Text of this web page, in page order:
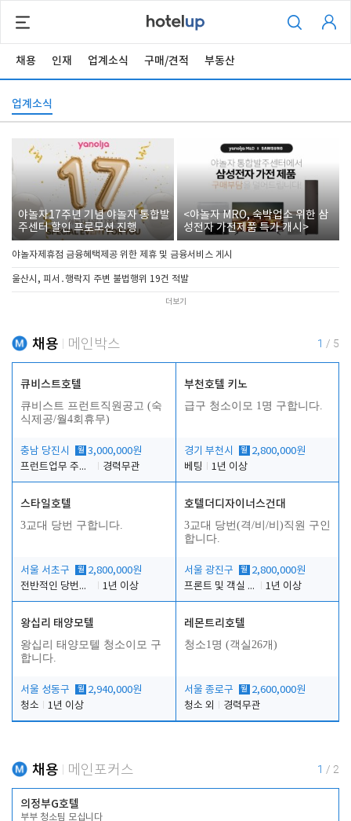
채용 인재 업계소식 구매/견적 부동산
업계소식
야놀자17주년 기념 야놀자 통합발
주센터 할인 프로모션 진행
<야놀자 MRO, 숙박업소 위한 삼
성전자 가전제품 특가 개시>
야놀자제휴점 금융혜택제공 위한 제휴 및 금융서비스 게시
울산시, 피서․행락지 주변 불법행위 19건 적발
더보기
채용 메인박스 1 / 5
큐비스트호텔
큐비스트 프런트직원공고 (숙
식제공/월4회휴무)
충남 당진시 월 3,000,000원
프런트업무 주간, 야간
경력무관
부천호텔 키노
급구 청소이모 1명 구합니다.
경기 부천시 월 2,800,000원
베팅
1년 이상
스타일호텔
3교대 당번 구합니다.
서울 서초구 월 2,800,000원
전반적인 당번업무
1년 이상
호텔더디자이너스건대
3교대 당번(격/비/비)직원 구인
합니다.
서울 광진구 월 2,800,000원
프론트 및 객실 유지 보수 업무
1년 이상
왕십리 태양모텔
왕십리 태양모텔 청소이모 구
합니다.
서울 성동구 월 2,940,000원
청소
1년 이상
레몬트리호텔
청소1명 (객실26개)
서울 종로구 월 2,600,000원
청소 외
경력무관
채용 메인포커스 1 / 2
의정부G호텔
부부 청소팀 모십니다